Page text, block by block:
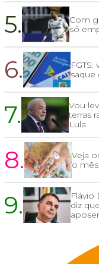
5.
Com
só
6.
saque
7.
Vou
terras
Lula
8.
Veja
o
9.
diz